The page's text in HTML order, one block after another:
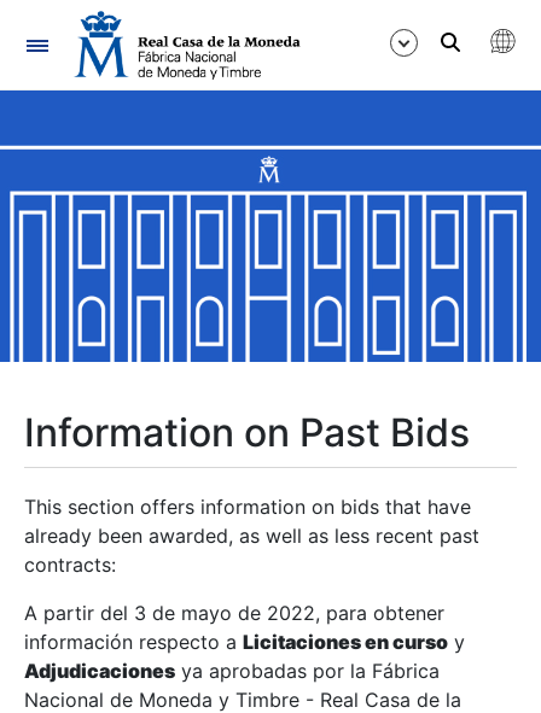
Navigation
Show/Hide
Show/Hide
Show/Hide
Show/Hide
Show/Hide
Information on Past Bids
This section offers information on bids that have
already been awarded, as well as less recent past
contracts:
A partir del 3 de mayo de 2022, para obtener
información respecto a Licitaciones en curso y
Adjudicaciones ya aprobadas por la Fábrica
Nacional de Moneda y Timbre - Real Casa de la